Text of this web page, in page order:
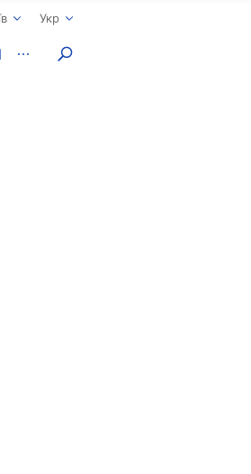
Укр